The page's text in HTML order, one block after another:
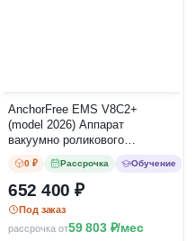
AnchorFree EMS V8C2+
(model 2026) Аппарат
вакуумно роликового
0 ₽ Рассрочка Обучение
652 400
Под заказ
рассрочка от59 803 /мес